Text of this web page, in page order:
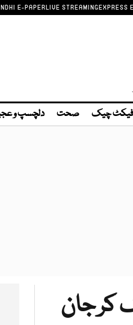
E-PAPERLIVE STREAMINGEXPRESS
فیکٹ چیک صحت دلچسپ و
کر جان